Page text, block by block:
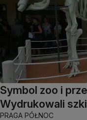
Symbol zoo i
Wydrukowali
PRAGA PÓŁNOC